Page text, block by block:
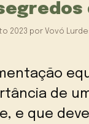
2023 por Vovó
de
e que